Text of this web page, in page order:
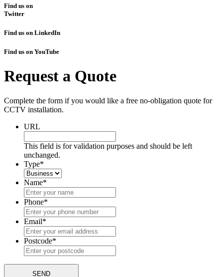
Find us on
Twitter
Find us on LinkedIn
Find us on YouTube
Request a Quote
Complete the form if you would like a free no-obligation quote for
CCTV installation.
URL
This field is for validation purposes and should be left
unchanged.
Type*
Name*
Phone*
Email*
Postcode*